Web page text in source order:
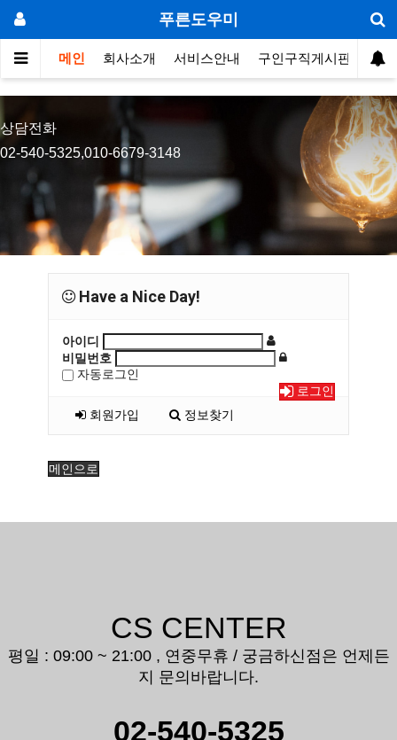
푸른도우미
메인 회사소개 서비스안내 구인구직게시판 구
상담전화
02-540-5325,010-6679-3148
Have a Nice Day!
아이디
비밀번호
자동로그인
로그인
회원가입 정보찾기
메인으로
CS CENTER
평일 : 09:00 ~ 21:00 , 연중무휴 / 궁금하신점은 언제든
지 문의바랍니다.
02-540-5325